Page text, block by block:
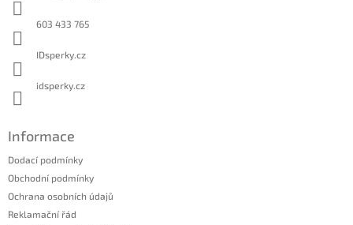
603 433 765
IDsperky.cz
idsperky.cz
Informace
Dodací podmínky
Obchodní podmínky
Ochrana osobních údajů
Reklamační řád